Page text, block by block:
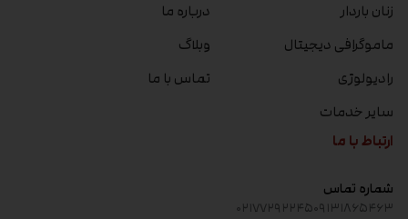
زنان باردار
ماموگرافی دیجیتال
رادیولوژی
سایر خدمات
درباره ما
وبلاگ
تماس با ما
ارتباط با ما
شماره تماس
۰۹۱۳۱۸۶۵۴۶۳۰۲۱۷۷۲۹۲۲۴۵